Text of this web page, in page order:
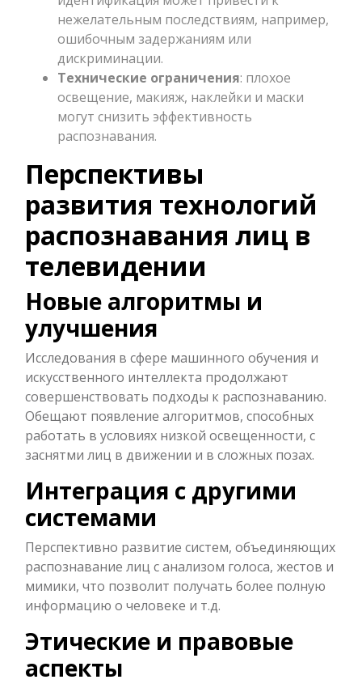
нежелательным последствиям, например,
ошибочным задержаниям или
дискриминации.
Технические ограничения: плохое
освещение, макияж, наклейки и маски
могут снизить эффективность
распознавания.
Перспективы
развития технологий
распознавания лиц в
телевидении
Новые алгоритмы и
улучшения
Исследования в сфере машинного обучения и
искусственного интеллекта продолжают
совершенствовать подходы к распознаванию.
Обещают появление алгоритмов, способных
работать в условиях низкой освещенности, с
заснятми лиц в движении и в сложных позах.
Интеграция с другими
системами
Перспективно развитие систем, объединяющих
распознавание лиц с анализом голоса, жестов и
мимики, что позволит получать более полную
информацию о человеке и т.д.
Этические и правовые
аспекты